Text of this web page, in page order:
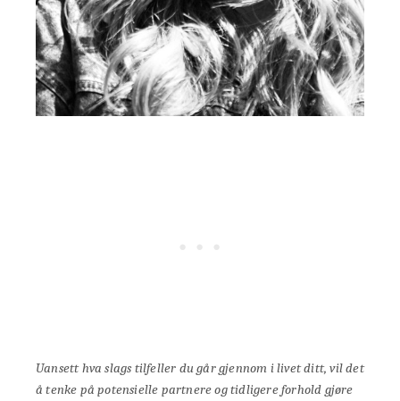
Uansett hva slags tilfeller du går gjennom i livet ditt, vil det
å tenke på potensielle partnere og tidligere forhold gjøre